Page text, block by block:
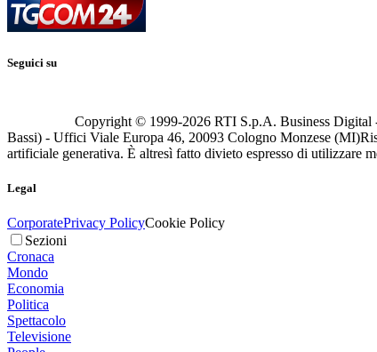
Seguici su
Copyright © 1999-2026 RTI S.p.A. Business Digital
Bassi) - Uffici Viale Europa 46, 20093 Cologno Monzese (MI)
artificiale generativa. È altresì fatto divieto espresso di utilizzare
Legal
CorporatePrivacy PolicyCookie Policy
Sezioni
Cronaca
Mondo
Economia
Politica
Spettacolo
Televisione